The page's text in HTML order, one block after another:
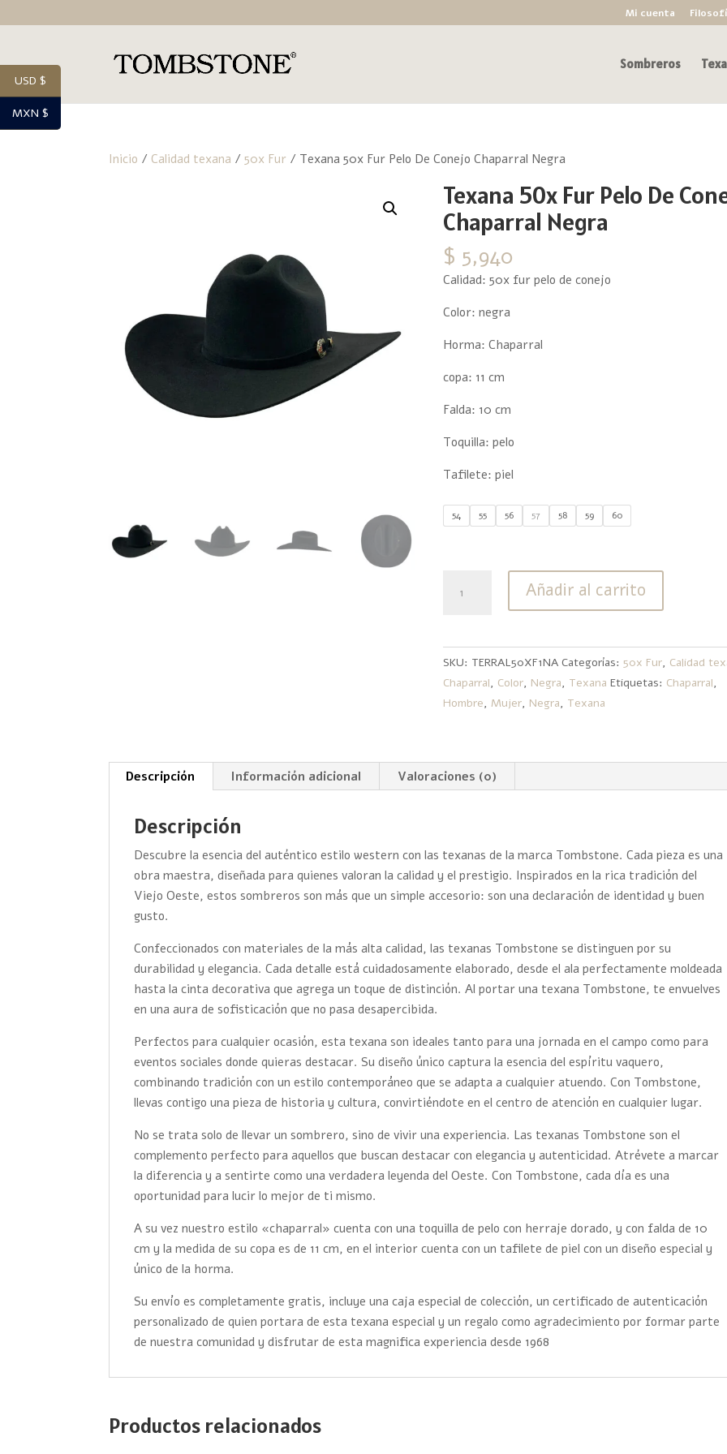
Mi cuenta
Sombreros
Inicio / Calidad texana / 50x Fur / Texana 50x Fur Pelo De Conejo Chaparral Negra
Texana 50x Fur Pelo De
Chaparral Negra
$ 5,940
Calidad: 50x fur pelo de conejo
Color: negra
Horma: Chaparral
copa: 11 cm
Falda: 10 cm
Toquilla: pelo
Tafilete: piel
54 55 56 57 58 59 60
50x
De
Conejo
Chaparral
Añadir al carrito
SKU: TERRAL50XF1NA Categorías: 50x Fur, Calidad
Chaparral, Color, Negra, Texana Etiquetas: Chaparral,
Hombre,Mujer, Negra, Texana
Descripción Información adicional Valoraciones (0)
Descripción
Descubre la esencia del auténtico estilo western con las texanas de la marca Tombstone. Cada pieza es una
obra maestra, diseñada para quienes valoran la calidad y el prestigio. Inspirados en la rica tradición del
Viejo Oeste, estos sombreros son más que un simple accesorio: son una declaración de identidad y buen
gusto.
Confeccionados con materiales de la más alta calidad, las texanas Tombstone se distinguen por su
durabilidad y elegancia. Cada detalle está cuidadosamente elaborado, desde el ala perfectamente moldeada
hasta la cinta decorativa que agrega un toque de distinción. Al portar una texana Tombstone, te envuelves
en una aura de sofisticación que no pasa desapercibida.
Perfectos para cualquier ocasión, esta texana son ideales tanto para una jornada en el campo como para
eventos sociales donde quieras destacar. Su diseño único captura la esencia del espíritu vaquero,
combinando tradición con un estilo contemporáneo que se adapta a cualquier atuendo. Con Tombstone,
llevas contigo una pieza de historia y cultura, convirtiéndote en el centro de atención en cualquier lugar.
No se trata solo de llevar un sombrero, sino de vivir una experiencia. Las texanas Tombstone son el
complemento perfecto para aquellos que buscan destacar con elegancia y autenticidad. Atrévete a marcar
la diferencia y a sentirte como una verdadera leyenda del Oeste. Con Tombstone, cada día es una
oportunidad para lucir lo mejor de ti mismo.
A su vez nuestro estilo «chaparral» cuenta con una toquilla de pelo con herraje dorado, y con falda de 10
cm y la medida de su copa es de 11 cm, en el interior cuenta con un tafilete de piel con un diseño especial y
único de la horma.
Su envío es completamente gratis, incluye una caja especial de colección, un certificado de autenticación
personalizado de quien portara de esta texana especial y un regalo como agradecimiento por formar parte
de nuestra comunidad y disfrutar de esta magnifica experiencia desde 1968
Productos relacionados
USD $
MXN $